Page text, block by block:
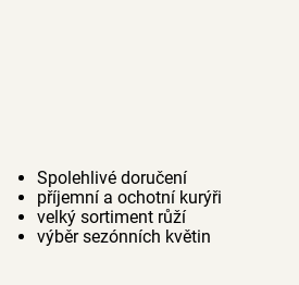
Spolehlivé doručení
příjemní a ochotní kurýři
velký sortiment růží
výběr sezónních květin